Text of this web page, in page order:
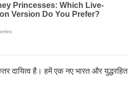
दायित्व है। हमें एक नए भारत और युद्धरहित